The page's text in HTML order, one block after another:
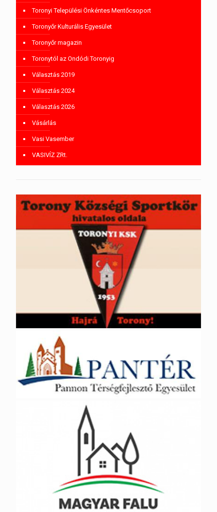
Toronyi Települési Önkéntes Mentőcsoport
Toronyőr Kulturális Egyesület
Toronyőr magazin
Toronytól az Ondódi Toronyig
Választás 2019
Választás 2024
Választás 2026
Vásárlás
Vasi Vasember
VASIVÍZ ZRt.